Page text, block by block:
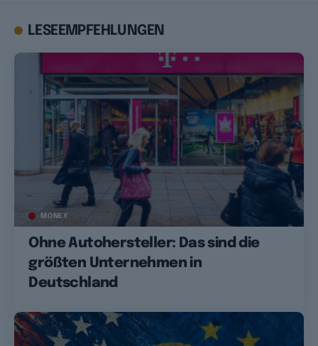
LESEEMPFEHLUNGEN
MONEY
Ohne Autohersteller: Das sind die
größten Unternehmen in
Deutschland